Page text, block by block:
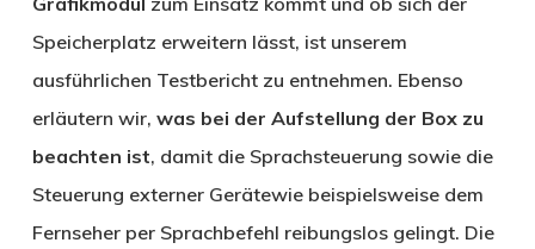
Speicherplatz erweitern lässt, ist unserem
ausführlichen Testbericht zu entnehmen. Ebenso
erläutern wir, was bei der Aufstellung der Box zu
beachten ist, damit die Sprachsteuerung sowie die
Steuerung externer Gerätewie beispielsweise dem
Fernseher per Sprachbefehl reibungslos gelingt. Die